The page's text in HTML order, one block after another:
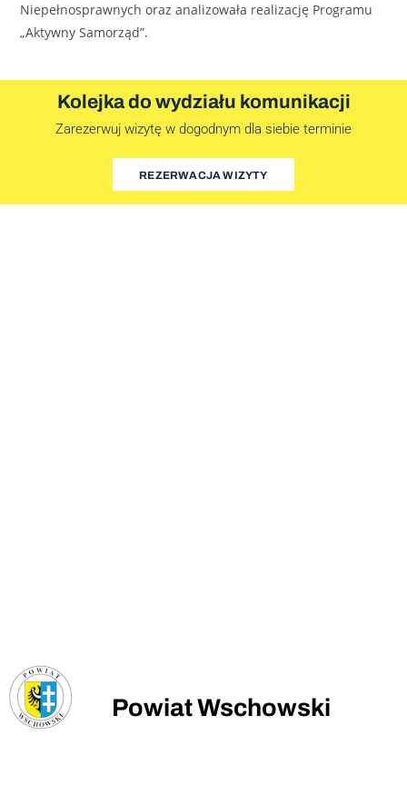
Niepełnosprawnych oraz analizowała realizację Programu
„Aktywny Samorząd”.
Kolejka do wydziału komunikacji
Zarezerwuj wizytę w dogodnym dla siebie terminie
REZERWACJA WIZYTY
Powiat Wschowski